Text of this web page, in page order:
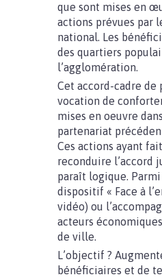
que sont mises en
actions prévues par
national. Les
des quartiers
l’agglomération.
Cet accord-cadre de
vocation de
mises en oeuvre
partenariat
Ces actions ayant
reconduire l’accord
paraît logique.
dispositif « Face à
vidéo) ou
acteurs
de ville.
L’objectif ?
bénéficiaires et de